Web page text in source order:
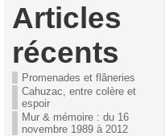
Articles
récents
Promenades et flâneries
Cahuzac, entre colère et
espoir
Mur & mémoire : du 16
novembre 1989 à 2012